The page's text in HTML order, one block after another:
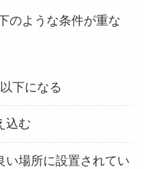
のような条件が重な
下になる
込む
い場所に設置されてい